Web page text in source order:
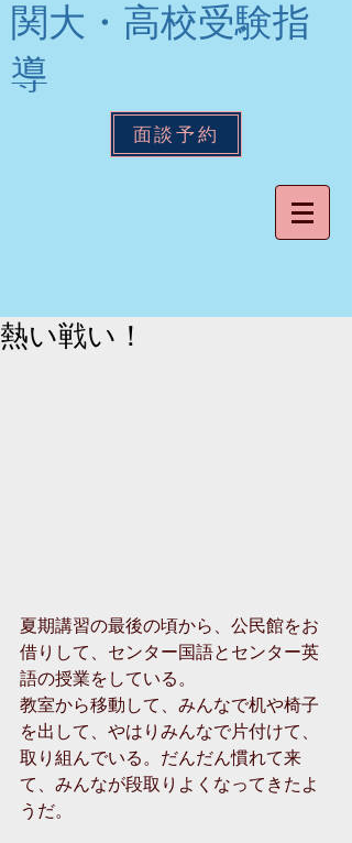
関大・高校受験指
導
面談予約
熱い戦い！
夏期講習の最後の頃から、公民館をお
借りして、センター国語とセンター英
語の授業をしている。
教室から移動して、みんなで机や椅子
を出して、やはりみんなで片付けて、
取り組んでいる。だんだん慣れて来
て、みんなが段取りよくなってきたよ
うだ。